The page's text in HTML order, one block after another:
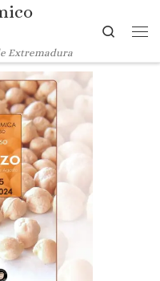
Extremadura
Search